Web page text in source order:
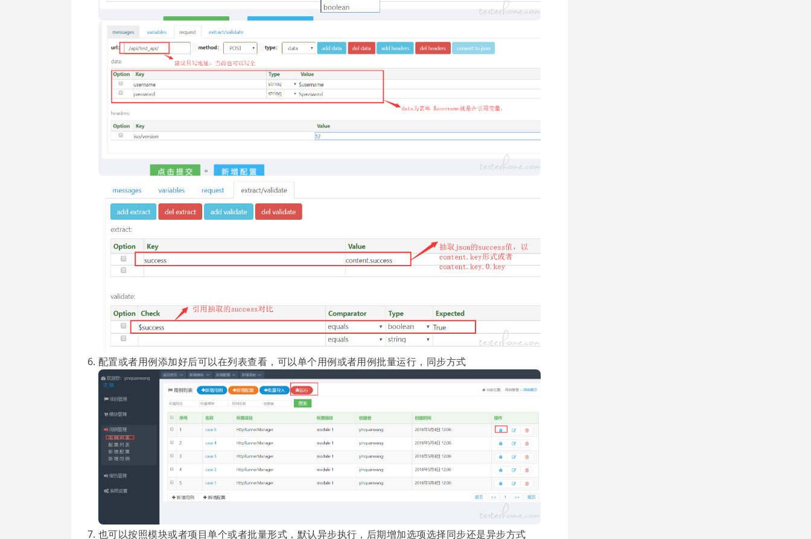
配置或者用例添加好后可以在列表查看，可以单个用例或者用例批量运行，同步方式
也可以按照模块或者项目单个或者批量形式，默认异步执行，后期增加选项选择同步还是异步方式